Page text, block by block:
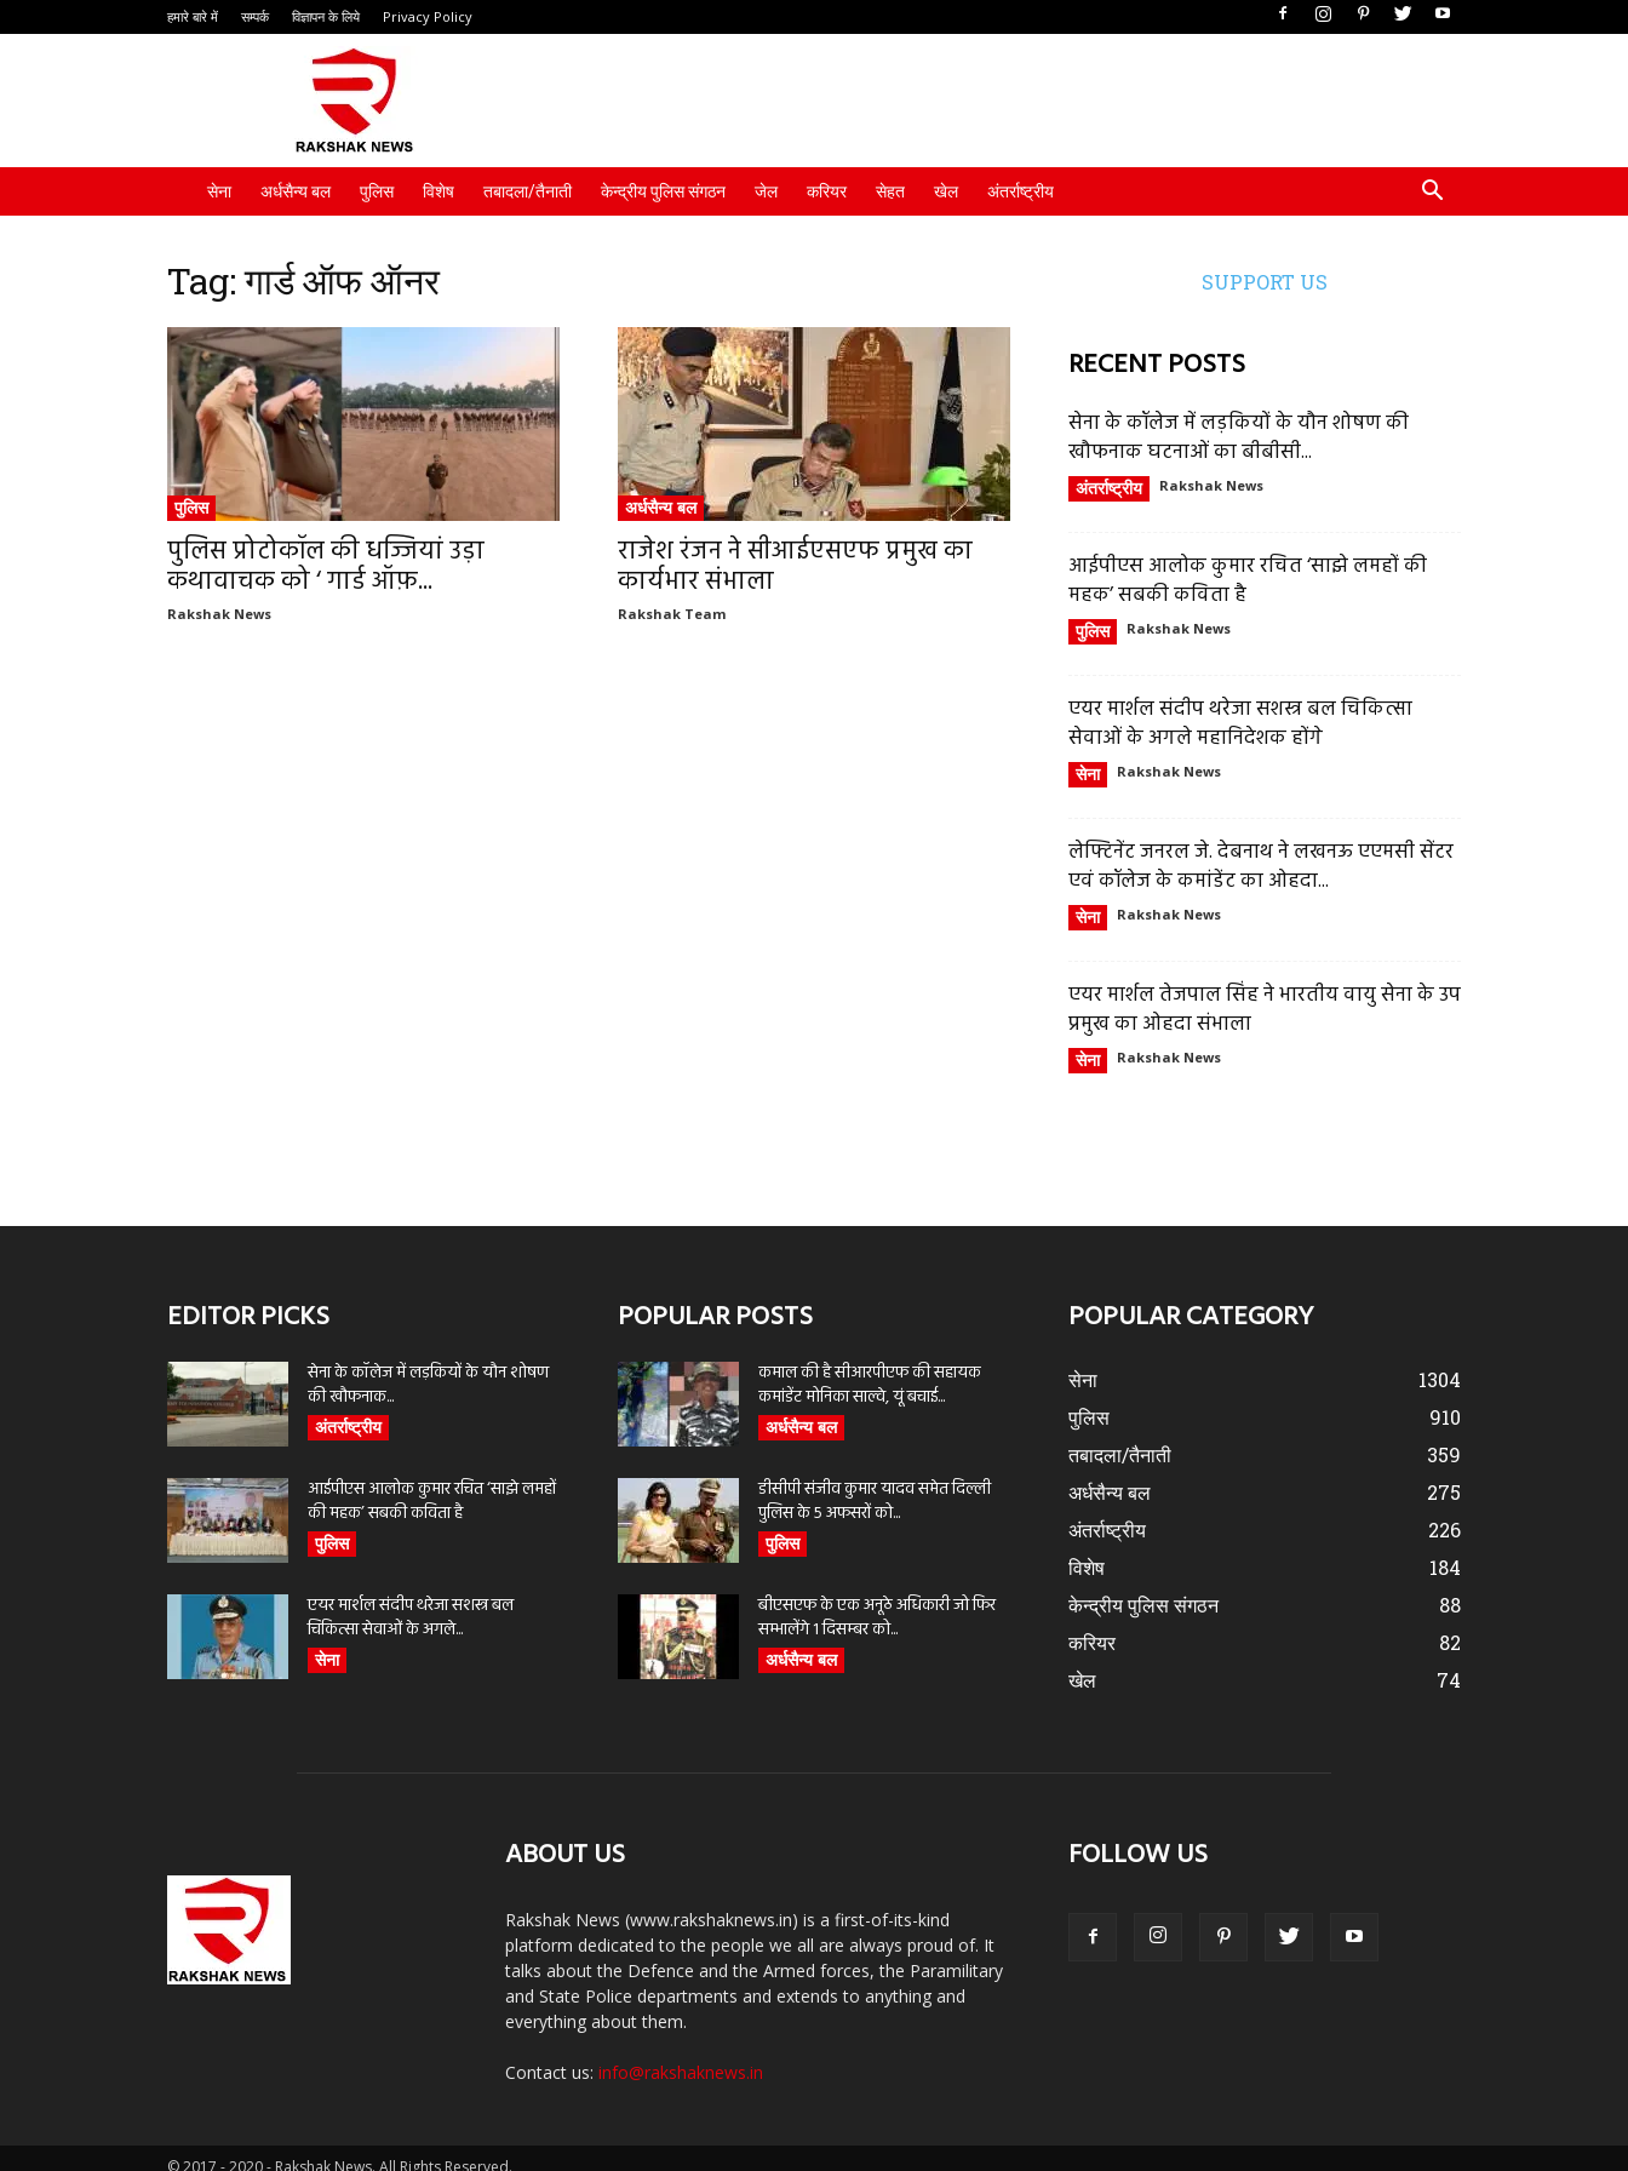
हमारे बारे में सम्पर्क विज्ञापन के लिये Privacy Policy
सेना अर्धसैन्य बल पुलिस विशेष तबादला/तैनाती केन्द्रीय पुलिस संगठन जेल करियर सेहत खेल अंतर्राष्ट्रीय
Tag: गार्ड ऑफ ऑनर
पुलिस
पुलिस प्रोटोकॉल की धज्जियां उड़ा
कथावाचक को ‘ गार्ड ऑफ़...
Rakshak News
अर्धसैन्य बल
राजेश रंजन ने सीआईएसएफ प्रमुख का
कार्यभार संभाला
Rakshak Team
SUPPORT US
RECENT POSTS
सेना के कॉलेज में लड़कियों के यौन शोषण की
खौफनाक घटनाओं का बीबीसी...
अंतर्राष्ट्रीय Rakshak News
आईपीएस आलोक कुमार रचित ‘साझे लमहों की
महक’ सबकी कविता है
पुलिस Rakshak News
एयर मार्शल संदीप थरेजा सशस्त्र बल चिकित्सा
सेवाओं के अगले महानिदेशक होंगे
सेना Rakshak News
लेफ्टिनेंट जनरल जे. देबनाथ ने लखनऊ एएमसी सेंटर
एवं कॉलेज के कमांडेंट का ओहदा...
सेना Rakshak News
एयर मार्शल तेजपाल सिंह ने भारतीय वायु सेना के उप
प्रमुख का ओहदा संभाला
सेना Rakshak News
EDITOR PICKS
सेना के कॉलेज में लड़कियों के यौन शोषण
की खौफनाक...
अंतर्राष्ट्रीय
आईपीएस आलोक कुमार रचित ‘साझे लमहों
की महक’ सबकी कविता है
पुलिस
एयर मार्शल संदीप थरेजा सशस्त्र बल
चिकित्सा सेवाओं के अगले...
सेना
POPULAR POSTS
कमाल की है सीआरपीएफ की सहायक
कमांडेंट मोनिका साल्वे, यूं बचाई...
अर्धसैन्य बल
डीसीपी संजीव कुमार यादव समेत दिल्ली
पुलिस के 5 अफसरों को...
पुलिस
बीएसएफ के एक अनूठे अधिकारी जो फिर
सम्भालेंगे 1 दिसम्बर को...
अर्धसैन्य बल
POPULAR CATEGORY
सेना
1304
पुलिस
910
तबादला/तैनाती
359
अर्धसैन्य बल
275
अंतर्राष्ट्रीय
226
विशेष
184
केन्द्रीय पुलिस संगठन
88
करियर
82
खेल
74
ABOUT US
Rakshak News (www.rakshaknews.in) is a first-of-its-kind
platform dedicated to the people we all are always proud of. It
talks about the Defence and the Armed forces, the Paramilitary
and State Police departments and extends to anything and
everything about them.
Contact us: info@rakshaknews.in
FOLLOW US
© 2017 - 2020 - Rakshak News. All Rights Reserved.